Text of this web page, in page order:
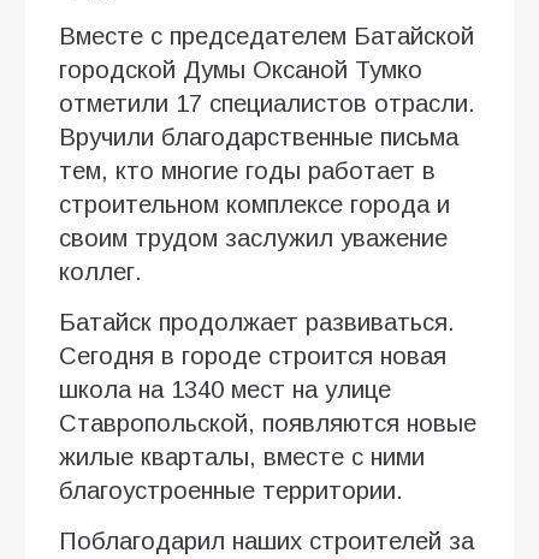
Вместе с председателем Батайской
городской Думы Оксаной Тумко
отметили 17 специалистов отрасли.
Вручили благодарственные письма
тем, кто многие годы работает в
строительном комплексе города и
своим трудом заслужил уважение
коллег.
Батайск продолжает развиваться.
Сегодня в городе строится новая
школа на 1340 мест на улице
Ставропольской, появляются новые
жилые кварталы, вместе с ними
благоустроенные территории.
Поблагодарил наших строителей за